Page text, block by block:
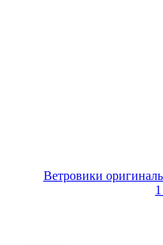
Ветровики